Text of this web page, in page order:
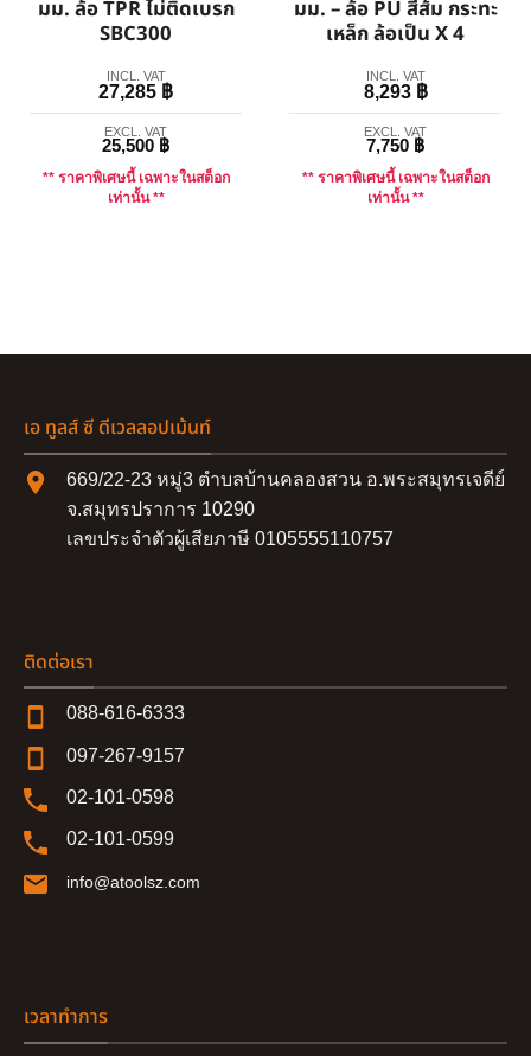
มม. ล้อ TPR ไม่ติดเบรก
SBC300
INCL. VAT
27,285 ฿
EXCL. VAT
25,500 ฿
** ราคาพิเศษนี้ เฉพาะในสต็อก
เท่านั้น **
มม. – ล้อ PU สีส้ม กระทะ
เหล็ก ล้อเป็น X 4
INCL. VAT
8,293 ฿
EXCL. VAT
7,750 ฿
** ราคาพิเศษนี้ เฉพาะในสต็อก
เท่านั้น **
เอ ทูลส์ ซี ดีเวลลอปเม้นท์
669/22-23 หมู่3 ตำบลบ้านคลองสวน อ.พระสมุทรเจดีย์
จ.สมุทรปราการ 10290
เลขประจำตัวผู้เสียภาษี 0105555110757
ติดต่อเรา
088-616-6333
097-267-9157
02-101-0598
02-101-0599
info@atoolsz.com
เวลาทำการ